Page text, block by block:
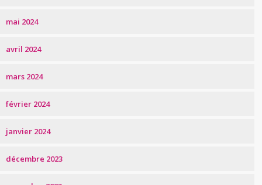
mai 2024
avril 2024
mars 2024
février 2024
janvier 2024
décembre 2023